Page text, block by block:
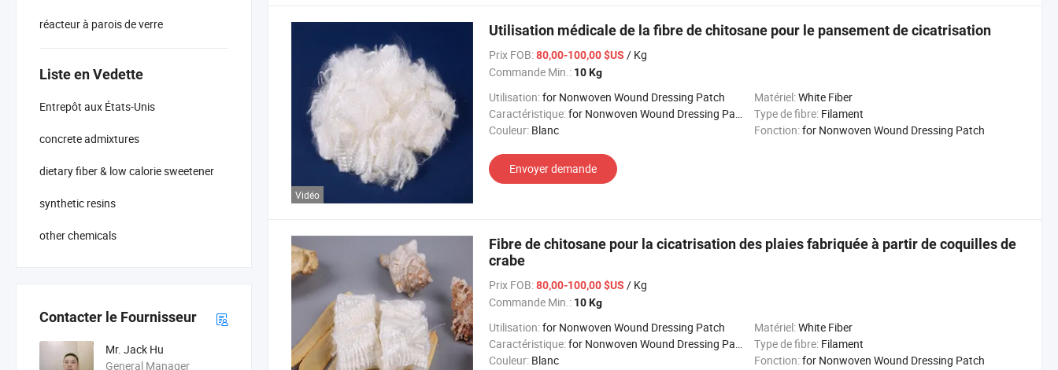
réacteur à parois de verre
Liste en Vedette
Entrepôt aux États-Unis
concrete admixtures
dietary fiber & low calorie sweetener
synthetic resins
other chemicals
Contacter le Fournisseur
Mr. Jack Hu
General Manager
Vidéo
Utilisation médicale de la fibre de chitosane pour le pansement de cicatrisation
Prix FOB:80,00-100,00 $US / Kg
Commande Min.: 10 Kg
Utilisation:for Nonwoven Wound Dressing Patch Matériel:White Fiber
Caractéristique:for Nonwoven Wound Dressing Patch Type de fibre: Filament
Couleur: Blanc Fonction:for Nonwoven Wound Dressing Patch
Envoyer demande
Fibre de chitosane pour la cicatrisation des plaies fabriquée à partir de coquilles de
crabe
Prix FOB:80,00-100,00 $US / Kg
Commande Min.: 10 Kg
Utilisation:for Nonwoven Wound Dressing Patch Matériel:White Fiber
Caractéristique:for Nonwoven Wound Dressing Patch Type de fibre: Filament
Couleur: Blanc Fonction:for Nonwoven Wound Dressing Patch